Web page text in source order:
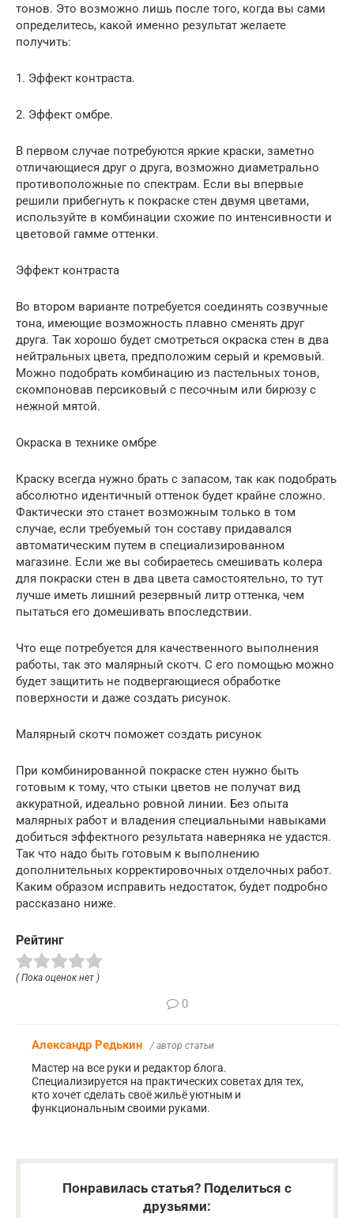
тонов. Это возможно лишь после того, когда вы сами
определитесь, какой именно результат желаете
получить:
1.​ Эффект контраста.
2.​ Эффект омбре.
В первом случае потребуются яркие краски, заметно
отличающиеся друг о друга, возможно диаметрально
противоположные по спектрам. Если вы впервые
решили прибегнуть к покраске стен двумя цветами,
используйте в комбинации схожие по интенсивности и
цветовой гамме оттенки.
Эффект контраста
Во втором варианте потребуется соединять созвучные
тона, имеющие возможность плавно сменять друг
друга. Так хорошо будет смотреться окраска стен в два
нейтральных цвета, предположим серый и кремовый.
Можно подобрать комбинацию из пастельных тонов,
скомпоновав персиковый с песочным или бирюзу с
нежной мятой.
Окраска в технике омбре
Краску всегда нужно брать с запасом, так как подобрать
абсолютно идентичный оттенок будет крайне сложно.
Фактически это станет возможным только в том
случае, если требуемый тон составу придавался
автоматическим путем в специализированном
магазине. Если же вы собираетесь смешивать колера
для покраски стен в два цвета самостоятельно, то тут
лучше иметь лишний резервный литр оттенка, чем
пытаться его домешивать впоследствии.
Что еще потребуется для качественного выполнения
работы, так это малярный скотч. С его помощью можно
будет защитить не подвергающиеся обработке
поверхности и даже создать рисунок.
Малярный скотч поможет создать рисунок
При комбинированной покраске стен нужно быть
готовым к тому, что стыки цветов не получат вид
аккуратной, идеально ровной линии. Без опыта
малярных работ и владения специальными навыками
добиться эффектного результата наверняка не удастся.
Так что надо быть готовым к выполнению
дополнительных корректировочных отделочных работ.
Каким образом исправить недостаток, будет подробно
рассказано ниже.
Рейтинг
( Пока оценок нет )
0
Александр Редькин / автор статьи
Мастер на все руки и редактор блога.
Специализируется на практических советах для тех,
кто хочет сделать своё жильё уютным и
функциональным своими руками.
Понравилась статья? Поделиться с
друзьями: